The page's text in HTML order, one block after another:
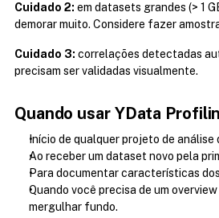
Cuidado 2: em datasets grandes (> 1
demorar muito. Considere fazer
Cuidado 3: correlações detectadas
precisam ser validadas visualmente.
Quando usar YData
Início de qualquer projeto de análise
Ao receber um dataset novo pela
Para documentar características
Quando você precisa de um
mergulhar fundo.